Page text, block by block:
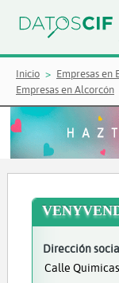
Inicio Empresas en
Empresas en Alcorcón
Dirección
Calle